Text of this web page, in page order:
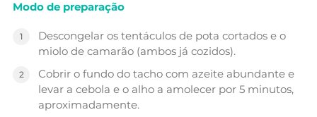
Modo de preparação
Descongelar os tentáculos de pota cortados e o
miolo de camarão (ambos já cozidos).
Cobrir o fundo do tacho com azeite abundante e
levar a cebola e o alho a amolecer por 5 minutos,
aproximadamente.